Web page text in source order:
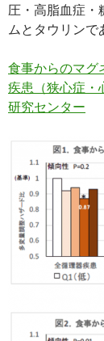
圧・高脂血症・
ムとタウリンで
食事からのマグ
疾患（狭心症・
研究センター